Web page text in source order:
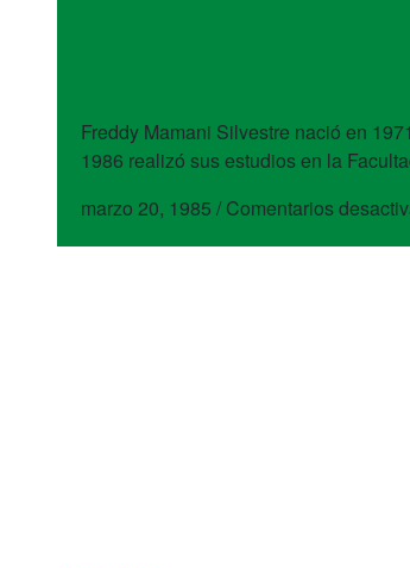
Freddy Mamani Silvestre nació en
1986 realizó sus estudios en la
marzo 20, 1985 / Comentarios